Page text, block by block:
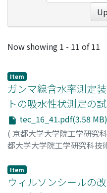
Recent
Now showing 1 - 11 of 11
Item
ガンマ線含水率測定
トの吸水性状測定の
tec_16_41.pdf(3.58 MB)
( 京都大学大学院工学研究
都大学大学院工学研究科技
平野, 裕一
Item
ウィルソンシールの